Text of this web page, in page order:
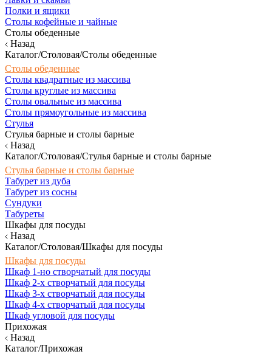
Полки и ящики
Столы кофейные и чайные
Столы обеденные
Назад
Каталог/Столовая/Столы обеденные
Столы обеденные
Столы квадратные из массива
Столы круглые из массива
Столы овальные из массива
Столы прямоугольные из массива
Стулья
Стулья барные и столы барные
Назад
Каталог/Столовая/Стулья барные и столы барные
Стулья барные и столы барные
Табурет из дуба
Табурет из сосны
Сундуки
Табуреты
Шкафы для посуды
Назад
Каталог/Столовая/Шкафы для посуды
Шкафы для посуды
Шкаф 1-но створчатый для посуды
Шкаф 2-х створчатый для посуды
Шкаф 3-х створчатый для посуды
Шкаф 4-х створчатый для посуды
Шкаф угловой для посуды
Прихожая
Назад
Каталог/Прихожая